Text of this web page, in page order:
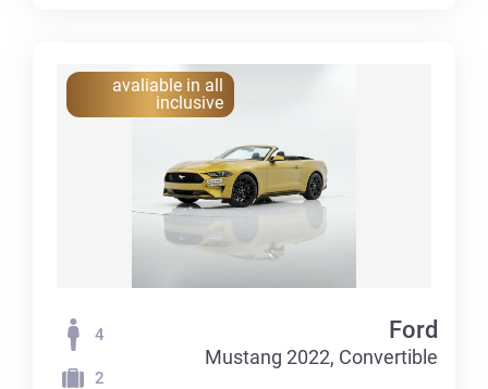
avaliable in all
inclusive
Ford
Mustang 2022, Convertible
4
2